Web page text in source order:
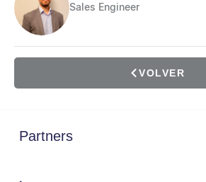
Sales Engineer
VOLVER
Partners